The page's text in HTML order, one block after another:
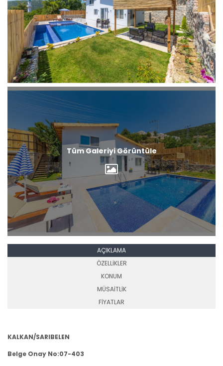
Tüm Galeriyi Görüntüle
AÇIKLAMA
ÖZELLİKLER
KONUM
MÜSAİTLİK
FİYATLAR
KALKAN/SARIBELEN
Belge Onay No:07-403